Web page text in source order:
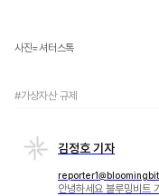
사진=셔터스톡
#가상자산 규제
김정호 기자
안녕하세요 블루밍비트